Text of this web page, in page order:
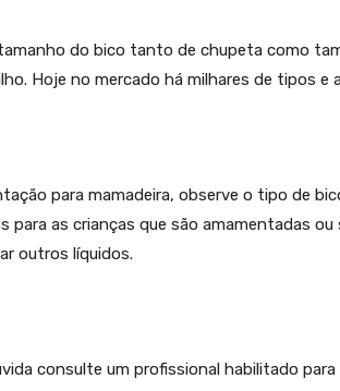
do bico tanto de chupeta como
Hoje no mercado há milhares de tipos e
para mamadeira, observe o tipo de
para as crianças que são amamentadas ou
outros líquidos.
consulte um profissional habilitado